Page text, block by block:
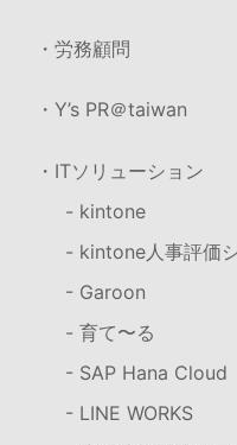
・労務顧問
・Y’s PR＠taiwan
・ITソリューション
- kintone
- kintone人事評価
- Garoon
- 育て〜る
- SAP Hana Cloud
- LINE WORKS